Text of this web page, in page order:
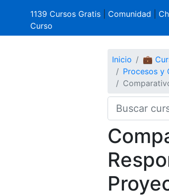
1139 Cursos Gratis Comunidad
Curso
Inicio 💼
Procesos y